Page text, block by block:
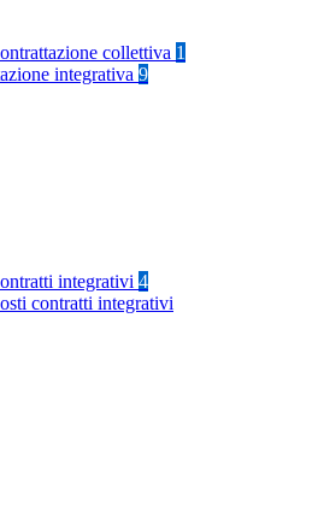
collettiva 1
integrativa 9
integrativi 4
contratti integrativi